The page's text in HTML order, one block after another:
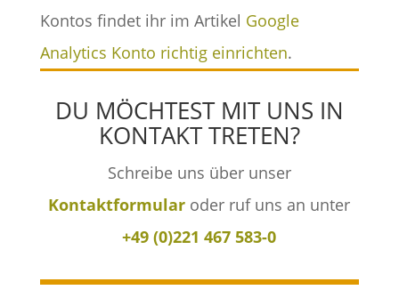
Kontos findet ihr im Artikel Google
Analytics Konto richtig einrichten.
DU MÖCHTEST MIT UNS IN
KONTAKT TRETEN?
Schreibe uns über unser
Kontaktformular oder ruf uns an unter
+49 (0)221 467 583-0